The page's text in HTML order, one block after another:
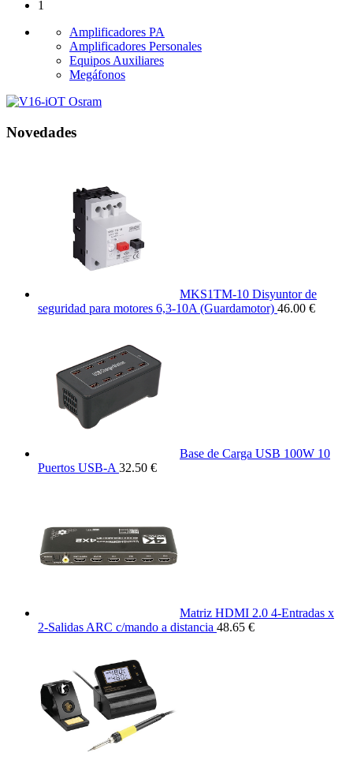
1
Amplificadores PA
Amplificadores Personales
Equipos Auxiliares
Megáfonos
Novedades
MKS1TM-10 Disyuntor de
seguridad para motores 6,3-10A (Guardamotor) 46.00 €
Base de Carga USB 100W 10
Puertos USB-A 32.50 €
Matriz HDMI 2.0 4-Entradas x
2-Salidas ARC c/mando a distancia 48.65 €